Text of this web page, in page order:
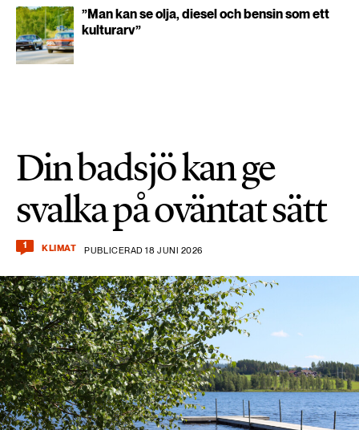
”Man kan se olja, diesel och bensin som ett
kulturarv”
Din badsjö kan ge
svalka på oväntat sätt
1 KLIMAT PUBLICERAD 18 JUNI 2026